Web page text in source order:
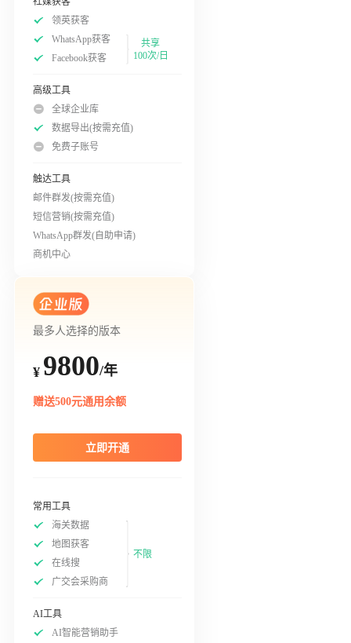
领英获客
WhatsApp获客
Facebook获客
共享
100次/日
高级工具
全球企业库
数据导出(按需充值)
免费子账号
触达工具
邮件群发(按需充值)
短信营销(按需充值)
WhatsApp群发(自助申请)
商机中心
最多人选择的版本
¥ 9800/年
赠送500元通用余额
立即开通
常用工具
海关数据
地图获客
在线搜
广交会采购商
不限
AI工具
AI智能营销助手